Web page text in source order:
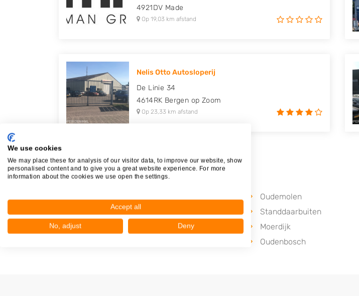
4921DV Made
Op 19,03 km afstand
Nelis Otto Autosloperij
De Linie 34
4614RK Bergen op Zoom
Op 23,33 km afstand
Plaatsen in de buurt
Oudemolen
Zevenbergen
Standdaarbuiten
Willemstad
Moerdijk
Oudenbosch
We use cookies
We may place these for analysis of our visitor data, to improve our website, show
personalised content and to give you a great website experience. For more
information about the cookies we use open the settings.
Accept all
No, adjust Deny